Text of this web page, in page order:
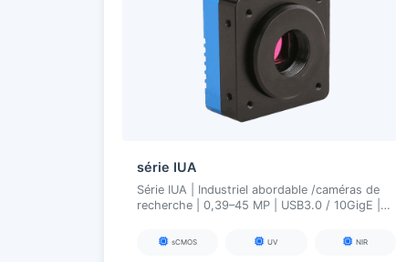
série IUA
Série IUA | Industriel abordable /caméras de
recherche | 0,39–45 MP | USB3.0 / 10GigE |
sCMOS UV NIR